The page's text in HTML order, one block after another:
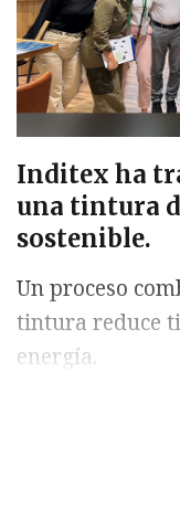
Inditex ha
una tintura
sostenible.
Un proceso
tintura reduce
energía.